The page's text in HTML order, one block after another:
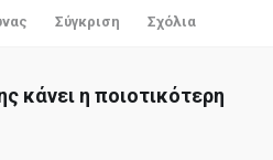
Σύγκριση Σχόλια
κάνει η ποιοτικότερη